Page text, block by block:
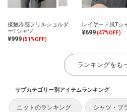
接触冷感フリルショルダ
ーTシャツ
¥999(51%OFF)
レイヤード風Tシ
¥699 (47%OFF)
ランキングをも
サブカテゴリー別アイテムランキング
ニットのランキング シャツ・ブ